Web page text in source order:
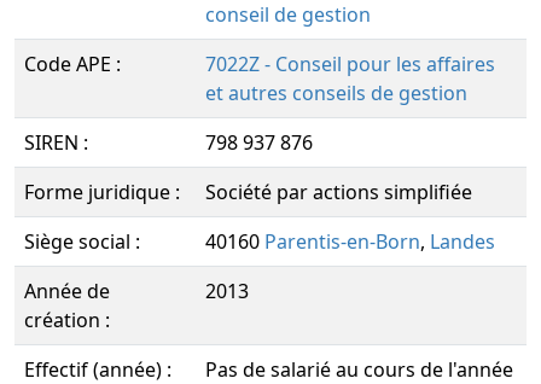
conseil de gestion
Code APE :
7022Z - Conseil pour les affaires
et autres conseils de gestion
SIREN :
798 937 876
Forme juridique :
Société par actions simplifiée
Siège social :
40160 Parentis-en-Born, Landes
Année de
création :
2013
Effectif (année) :
Pas de salarié au cours de l'année